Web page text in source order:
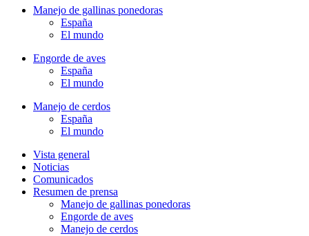
Manejo de gallinas ponedoras
España
El mundo
Engorde de aves
España
El mundo
Manejo de cerdos
España
El mundo
Vista general
Noticias
Comunicados
Resumen de prensa
Manejo de gallinas ponedoras
Engorde de aves
Manejo de cerdos